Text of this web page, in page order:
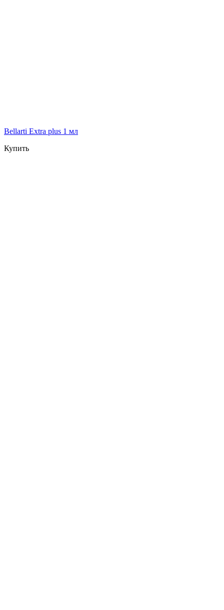
Bellarti Extra plus 1 мл
Купить